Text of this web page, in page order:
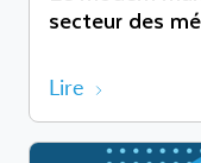
secteur des
Lire